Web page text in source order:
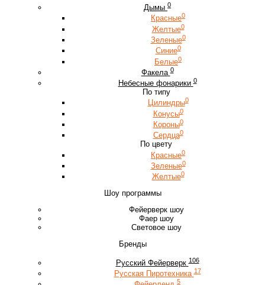
Дымы 0
Красные0
Желтые0
Зеленые0
Синие0
Белые0
Факела 0
Небесные фонарики 0
По типу
Цилиндры0
Конусы0
Короны0
Сердца0
По цвету
Красные0
Зеленые0
Желтые0
Шоу программы
Фейерверк шоу
Фаер шоу
Световое шоу
Бренды
Русский Фейерверк 106
Русская Пиротехника 17
5